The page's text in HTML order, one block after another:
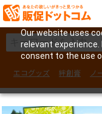
Our website uses
relevant experience.
consent to the use
エコグッズ 絆創膏 ノ
フェイスシール